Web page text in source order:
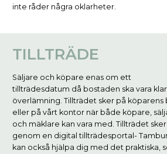
inte råder några oklarheter.
TILLTRÄDE
Säljare och köpare enas om ett
tillträdesdatum då bostaden ska vara
överlämning. Tillträdet sker på köparens
eller på vårt kontor när både köpare,
och mäklare kan vara med. Tillträdet sker
genom en digital tillträdesportal-
kan också hjälpa dig med det praktiska,